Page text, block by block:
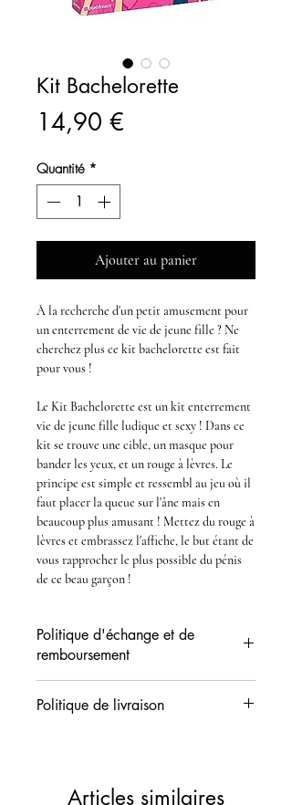
Kit Bachelorette
14,90 €
Quantité *
Ajouter au panier
À la recherche d'un petit amusement pour
unenterrement de vie de jeune fille ? Ne
cherchez plus ce kit bachelorette est fait
pour vous !
Le Kit Bachelorette est unkit enterrement
vie de jeune fille ludique et sexy ! Dans ce
kit se trouve une cible, unmasque pour
bander les yeux, et unrouge à lèvres. Le
principe est simple et ressembl au jeu où il
faut placer la queue sur l'âne mais en
beaucoup plus amusant ! Mettez du rouge à
lèvres et embrassez l'affiche, le but étant de
vous rapprocher le plus possible du pénis
de ce beau garçon !
Politique d'échange et de
remboursement
de réception) pour demander l'échange ou
Consultez nos conditions de retours
Politique de livraison
Vous recevrez par mail votre numéro de
Articles similaires